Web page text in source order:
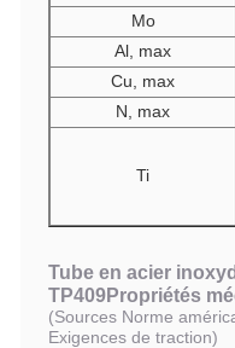
Mo
Al, max
Cu, max
N, max
Ti
Tube en acier
TP409Propriétés
(Sources Norme
Exigences de traction)